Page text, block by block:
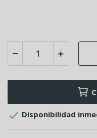
 Disponibilidad